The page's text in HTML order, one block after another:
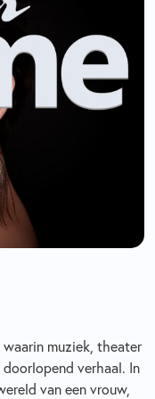
muziek, theater
verhaal. In
van een vrouw,